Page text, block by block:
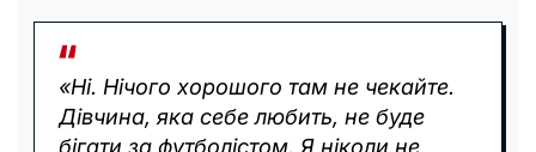
«Ні. Нічого хорошого там не чекайте.
Дівчина, яка себе любить, не буде
бігати за футболістом. Я ніколи не